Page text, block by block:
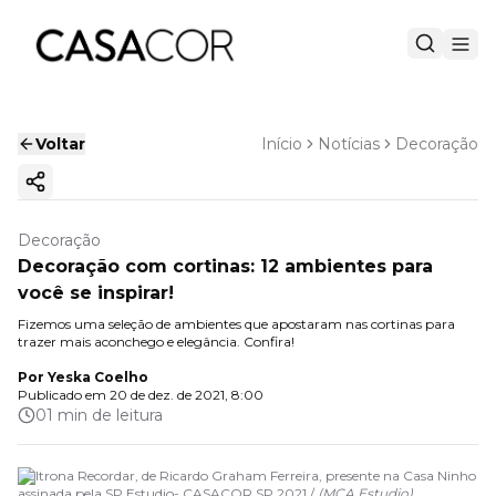
Voltar Início Notícias Decoração
Copiar link
Decoração
Decoração com cortinas: 12 ambientes para
você se inspirar!
Fizemos uma seleção de ambientes que apostaram nas cortinas para
trazer mais aconchego e elegância. Confira!
Por Yeska Coelho
Publicado em 20 de dez. de 2021, 8:00
01 min de leitura
Poltrona Recordar, de ​​Ricardo Graham Ferreira, presente na Casa Ninho